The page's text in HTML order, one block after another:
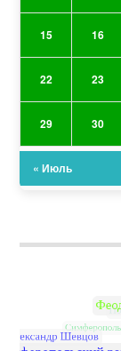
15 16
22 23
29 30
« Июль